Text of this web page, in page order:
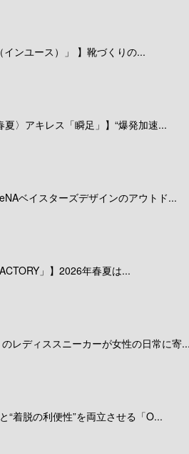
インユース）」 】靴づくりの...
夏〉アキレス「瞬足」】“爆発加速...
ベイスターズデザインのアウトド...
」】2026年春夏は...
のレディススニーカーが女性の日常に寄
“着脱の利便性”を両立させる「O...